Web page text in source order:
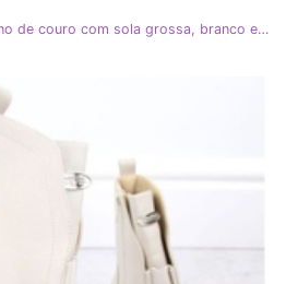
Jezzi Tênis esportivo feminino de couro com sola grossa, branco e dourado